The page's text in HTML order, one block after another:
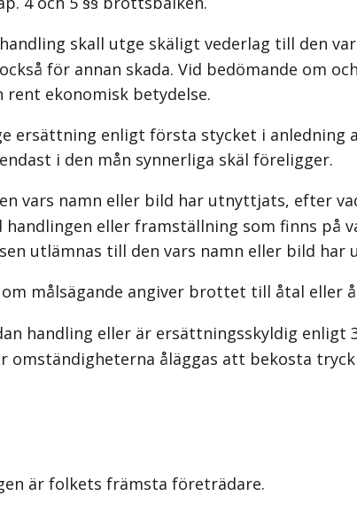
skall utge skäligt vederlag till den
för annan skada. Vid bedömande om
rent ekonomisk betydelse.
ersättning enligt första stycket i anledning
i den mån synnerliga skäl föreligger.
vars namn eller bild har utnyttjats, efter
eller framställning som finns på
utlämnas till den vars namn eller bild har
målsägande angiver brottet till åtal eller
handling eller är ersättningsskyldig enligt
åläggas att bekosta
är folkets främsta företrädare.